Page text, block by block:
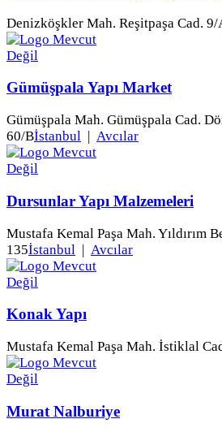
Denizköşkler Mah. Reşitpaşa Cad. 9/
Gümüşpala Yapı Market
Gümüşpala Mah. Gümüşpala Cad.
60/Bİstanbul | Avcılar
Dursunlar Yapı Malzemeleri
Mustafa Kemal Paşa Mah. Yıldırım
135İstanbul | Avcılar
Konak Yapı
Mustafa Kemal Paşa Mah. İstiklal
Murat Nalburiye